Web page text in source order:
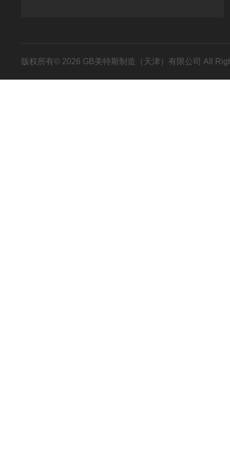
版权所有© 2026 GB美特斯制造（天津）有限公司 All